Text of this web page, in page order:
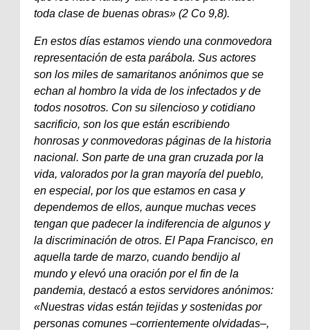
toda clase de buenas obras» (2 Co 9,8).
En estos días estamos viendo una conmovedora
representación de esta parábola. Sus actores
son los miles de samaritanos anónimos que se
echan al hombro la vida de los infectados y de
todos nosotros. Con su silencioso y cotidiano
sacrificio, son los que están escribiendo
honrosas y conmovedoras páginas de la historia
nacional. Son parte de una gran cruzada por la
vida, valorados por la gran mayoría del pueblo,
en especial, por los que estamos en casa y
dependemos de ellos, aunque muchas veces
tengan que padecer la indiferencia de algunos y
la discriminación de otros. El Papa Francisco, en
aquella tarde de marzo, cuando bendijo al
mundo y elevó una oración por el fin de la
pandemia, destacó a estos servidores anónimos:
«Nuestras vidas están tejidas y sostenidas por
personas comunes –corrientemente olvidadas–,